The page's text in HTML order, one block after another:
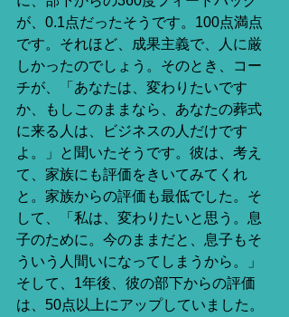
が、0.1点だったそうです。100点満点
です。それほど、成果主義で、人に厳
しかったのでしょう。そのとき、コー
チが、「あなたは、変わりたいです
か、もしこのままなら、あなたの葬式
に来る人は、ビジネスの人だけです
よ。」と聞いたそうです。彼は、考え
て、家族にも評価をきいてみてくれ
と。家族からの評価も最低でした。そ
して、「私は、変わりたいと思う。息
子のために。今のままだと、息子もそ
ういう人間いになってしまうから。」
そして、1年後、彼の部下からの評価
は、50点以上にアップしていました。